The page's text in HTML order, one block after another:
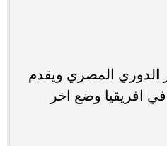
الدوري المصري ويقدم
افريقيا وضع اخر